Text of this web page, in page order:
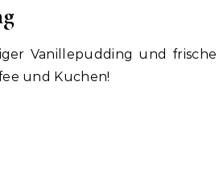
Vanillepudding und frische
und Kuchen!